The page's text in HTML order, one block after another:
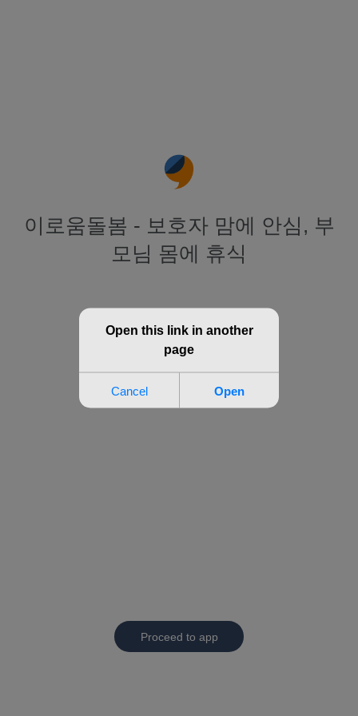
이로움돌봄 - 보호자 맘에 안심, 부
모님 몸에 휴식
Proceed to app